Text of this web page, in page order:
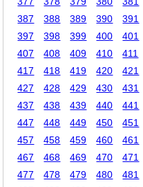
387
388 389 390 391
397
398 399 400 401
407
408 409 410 411
417
418 419 420 421
427
428 429 430 431
437
438 439 440 441
447
448 449 450 451
457
458 459 460 461
467
468 469 470 471
477
478 479 480 481